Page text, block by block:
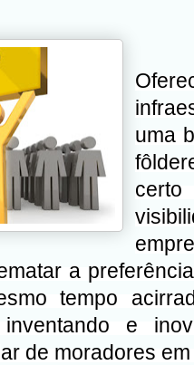
uma
a
tempo
inventando e
de moradores